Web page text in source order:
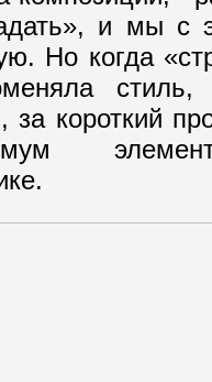
и мы с
Но когда
стиль,
короткий